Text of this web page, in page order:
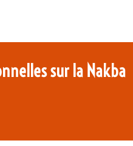
sur la Nakba